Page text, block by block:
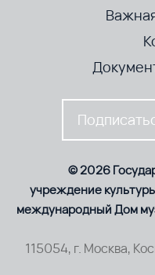
© 2026
учреждение
международный Дом
115054, г. Москва,